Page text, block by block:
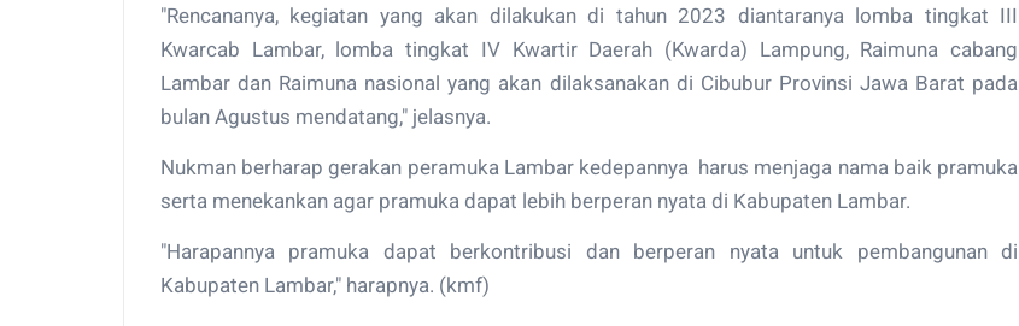
"Rencananya, kegiatan yang akan dilakukan di tahun 2023 diantaranya lomba tingkat III
Kwarcab Lambar, lomba tingkat IV Kwartir Daerah (Kwarda) Lampung, Raimuna cabang
Lambar dan Raimuna nasional yang akan dilaksanakan di Cibubur Provinsi Jawa Barat pada
bulan Agustus mendatang," jelasnya.
Nukman berharap gerakan peramuka Lambar kedepannya harus menjaga nama baik pramuka
serta menekankan agar pramuka dapat lebih berperan nyata di Kabupaten Lambar.
"Harapannya pramuka dapat berkontribusi dan berperan nyata untuk pembangunan di
Kabupaten Lambar," harapnya. (kmf)